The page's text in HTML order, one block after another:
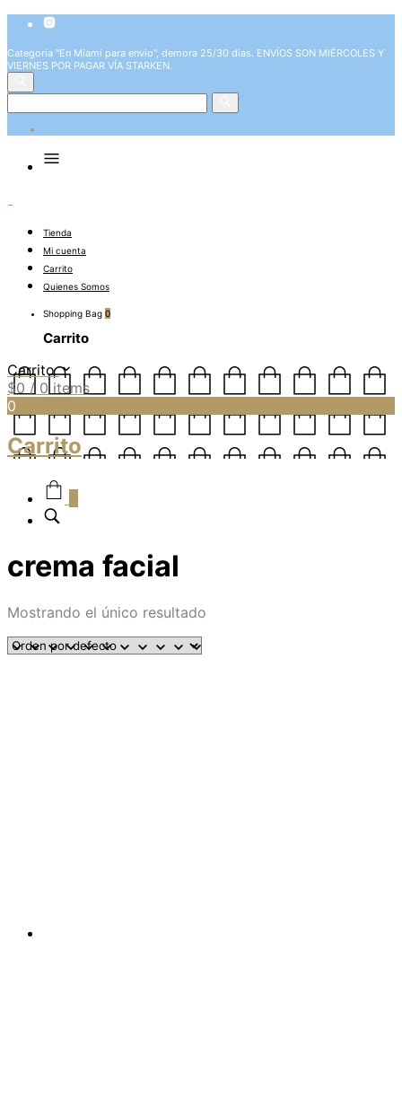
Categoria "En Miami para envio", demora 25/30 dias. ENVÍOS SON MIÉRCOLES Y
VIERNES POR PAGAR VÍA STARKEN.
Tienda
Mi cuenta
Carrito
Quienes Somos
Shopping Bag 0
Carrito
Carrito
$0 / 0 items
0
Carrito
crema facial
Mostrando el único resultado